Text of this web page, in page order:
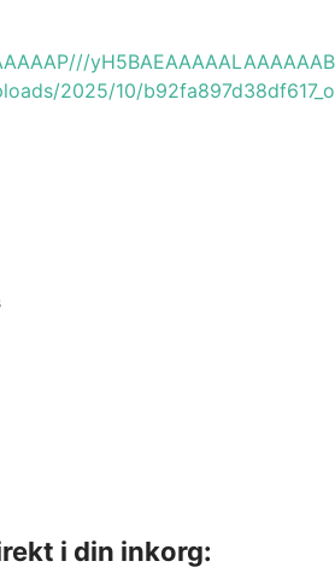
2025/10/
i din inkorg: